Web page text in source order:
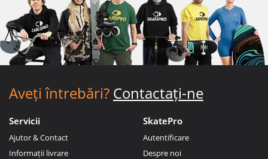
Aveți întrebări? Contactați-ne
Servicii
Ajutor & Contact
Informații livrare
SkatePro
Autentificare
Despre noi